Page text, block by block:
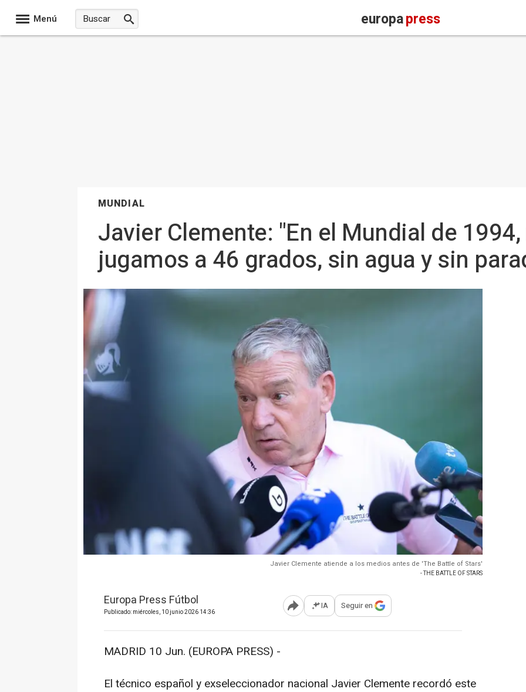
Menú europapress
MUNDIAL
Javier Clemente: "En el Mundial de
jugamos a 46 grados, sin agua y sin
Javier Clemente atiende a los medios antes de 'The Battle of Stars'
- THE BATTLE OF STARS
Europa Press Fútbol
Publicado: miércoles, 10 junio 2026 14:36 Abrir opciones para compartir
IA Seguir en
MADRID 10 Jun. (EUROPA PRESS) -
El técnico español y exseleccionador nacional Javier Clemente recordó este